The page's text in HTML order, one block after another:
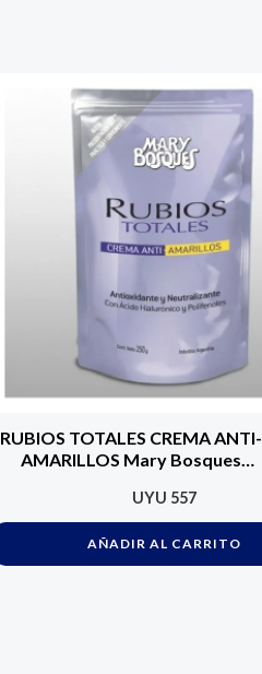
RUBIOS TOTALES CREMA ANTI-
AMARILLOS Mary Bosques
Antioxidante y Neutralizante
Baño de crema Matizador
UYU 557
AÑADIR AL CARRITO